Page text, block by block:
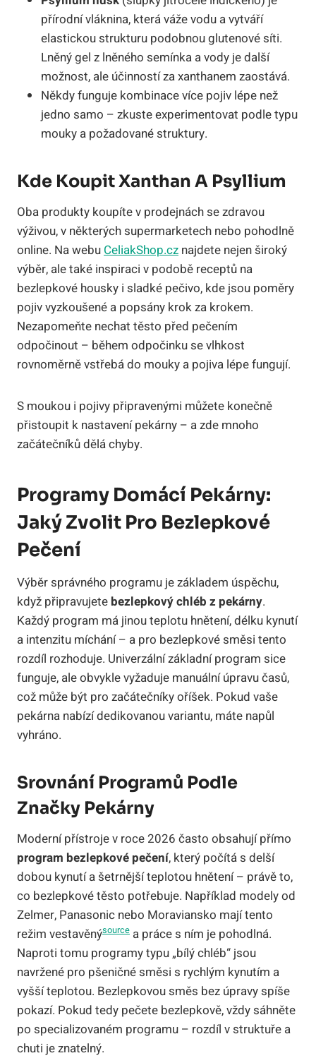
přírodní vláknina, která váže vodu a vytváří
elastickou strukturu podobnou glutenové síti.
Lněný gel z lněného semínka a vody je další
možnost, ale účinností za xanthanem zaostává.
Někdy funguje kombinace více pojiv lépe než
jedno samo – zkuste experimentovat podle typu
mouky a požadované struktury.
Kde Koupit Xanthan A Psyllium
Oba produkty koupíte v prodejnách se zdravou
výživou, v některých supermarketech nebo pohodlně
online. Na webu CeliakShop.cz najdete nejen široký
výběr, ale také inspiraci v podobě receptů na
bezlepkové housky i sladké pečivo, kde jsou poměry
pojiv vyzkoušené a popsány krok za krokem.
Nezapomeňte nechat těsto před pečením
odpočinout – během odpočinku se vlhkost
rovnoměrně vstřebá do mouky a pojiva lépe fungují.
S moukou i pojivy připravenými můžete konečně
přistoupit k nastavení pekárny – a zde mnoho
začátečníků dělá chyby.
Programy Domácí Pekárny:
Jaký Zvolit Pro Bezlepkové
Pečení
Výběr správného programu je základem úspěchu,
když připravujete bezlepkový chléb z pekárny.
Každý program má jinou teplotu hnětení, délku kynutí
a intenzitu míchání – a pro bezlepkové směsi tento
rozdíl rozhoduje. Univerzální základní program sice
funguje, ale obvykle vyžaduje manuální úpravu časů,
což může být pro začátečníky oříšek. Pokud vaše
pekárna nabízí dedikovanou variantu, máte napůl
vyhráno.
Srovnání Programů Podle
Značky Pekárny
Moderní přístroje v roce 2026 často obsahují přímo
program bezlepkové pečení, který počítá s delší
dobou kynutí a šetrnější teplotou hnětení – právě to,
co bezlepkové těsto potřebuje. Například modely od
Zelmer, Panasonic nebo Moraviansko mají tento
režim vestavěnýsource a práce s ním je pohodlná.
Naproti tomu programy typu „bílý chléb“ jsou
navržené pro pšeničné směsi s rychlým kynutím a
vyšší teplotou. Bezlepkovou směs bez úpravy spíše
pokazí. Pokud tedy pečete bezlepkově, vždy sáhněte
po specializovaném programu – rozdíl v struktuře a
chuti je znatelný.